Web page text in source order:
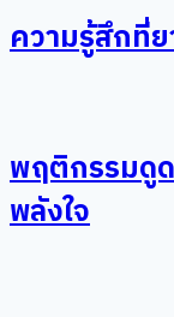
ความรู้สึกที่
พฤติกรรมดู
พลังใจ